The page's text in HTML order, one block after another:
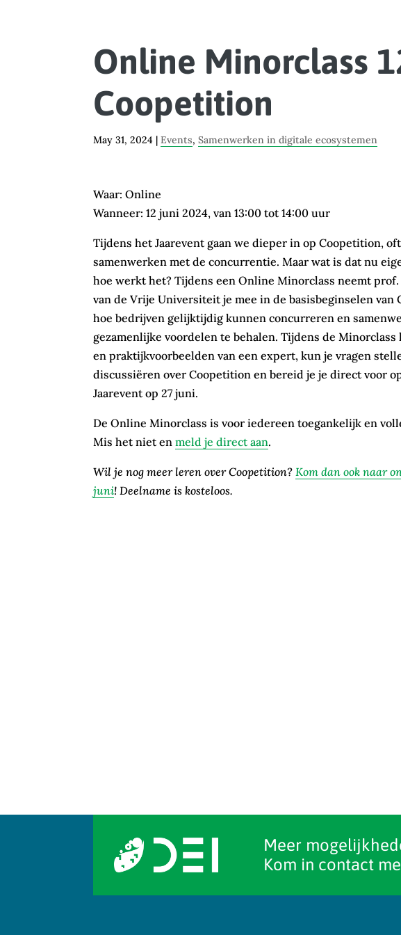
Online Minorclass
Coopetition
May 31, 2024 |Events,Samenwerken in digitale ecosystemen
Waar: Online
Wanneer: 12 juni 2024, van 13:00 tot 14:00 uur
Tijdens het Jaarevent gaan we dieper in op Coopetition,
samenwerken met de concurrentie. Maar wat is dat nu
hoe werkt het? Tijdens een Online Minorclass neemt prof.
van de Vrije Universiteit je mee in de basisbeginselen van
hoe bedrijven gelijktijdig kunnen concurreren en
gezamenlijke voordelen te behalen. Tijdens de
en praktijkvoorbeelden van een expert, kun je vragen
discussiëren over Coopetition en bereid je je direct voor
Jaarevent op 27 juni.
De Online Minorclass is voor iedereen toegankelijk en
Mis het niet enmeld je direct aan.
Wil je nog meer leren over Coopetition?Kom dan ook naar
juni! Deelname is kosteloos.
Meer
Kom in contact